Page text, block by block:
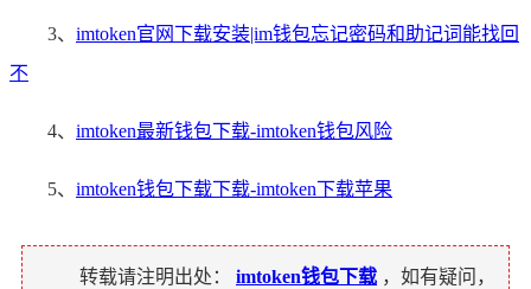
3、 imtoken官网下载安装|im钱包忘记密码和助记词能找回
不
4、 imtoken最新钱包下载-imtoken钱包风险
5、 imtoken钱包下载下载-imtoken下载苹果
转载请注明出处： imtoken钱包下载 ，如有疑问，